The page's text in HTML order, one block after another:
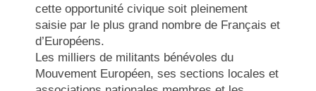
cette opportunité civique soit pleinement
saisie par le plus grand nombre de Français et
d’Européens.
Les milliers de militants bénévoles du
Mouvement Européen, ses sections locales et